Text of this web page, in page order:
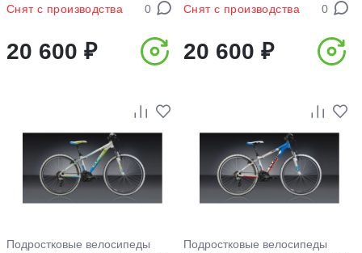
Снят с производства 0
20 600 ₽
Снят с производства 0
20 600 ₽
Подростковые велосипеды Подростковые велосипеды